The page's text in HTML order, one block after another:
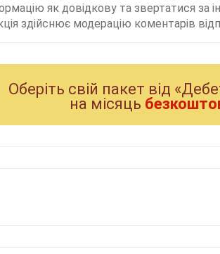
як довідкову та звертатися за
здійснює модерацію коментарів
Оберiть свiй пакет вiд
на мiсяць